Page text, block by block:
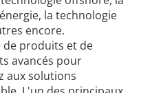
la technologie
encore.
de produits et de
avancés pour
aux solutions